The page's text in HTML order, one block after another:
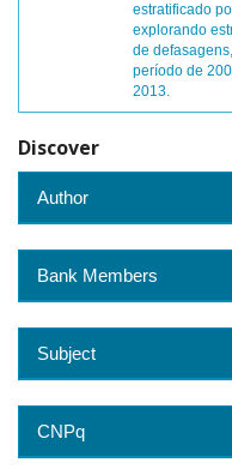
estratificado
explorando
de
período de
2013.
Discover
Author
Bank Members
Subject
CNPq